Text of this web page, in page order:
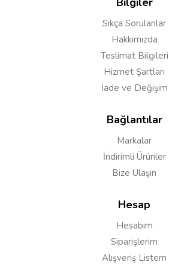
Sıkça Sorulanlar
Hakkımızda
Teslimat Bilgileri
Hizmet Şartları
İade ve Değişim
Bağlantılar
Markalar
İndirimli Ürünler
Bize Ulaşın
Hesap
Hesabım
Siparişlerim
Alışveriş Listem